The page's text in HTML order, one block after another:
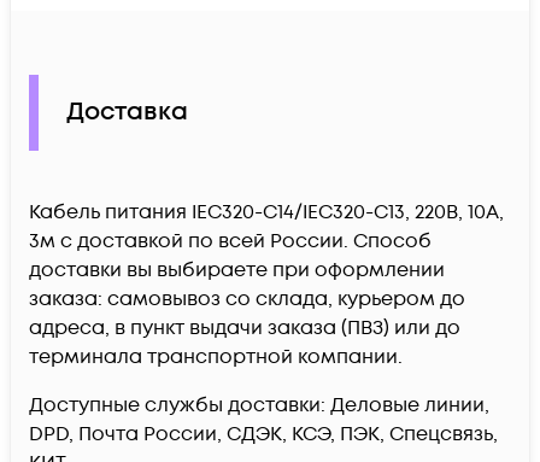
Доставка
Кабель питания IEC320-C14/IEC320-C13, 220B, 10А,
3м c доставкой по всей России. Способ
доставки вы выбираете при оформлении
заказа: самовывоз со склада, курьером до
адреса, в пункт выдачи заказа (ПВЗ) или до
терминала транспортной компании.
Доступные службы доставки: Деловые линии,
DPD, Почта России, СДЭК, КСЭ, ПЭК, Спецсвязь,